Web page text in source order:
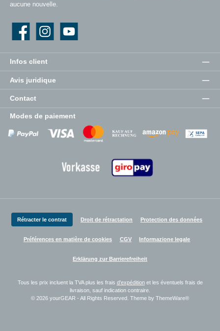
Infos client
Avis juridique
Contact
aucune nouvelle.
Instagram YouTube
Modes de paiement
Zahlungsanbieter Zahlungsanbieter
Zahlungsanbieter
Rétracter le contrat Droit de rétractation Protection des données
Préférences en matière de cookies CGV Informazione legale
Erklärung zur Barrierefreiheit
Tous les prix incluent la TVA plus les frais d'expéditionet les éventuels frais de
livraison, sauf indication contraire.
© 2026 yourGEAR - All Rights Reserved. Theme by ThemeWare®